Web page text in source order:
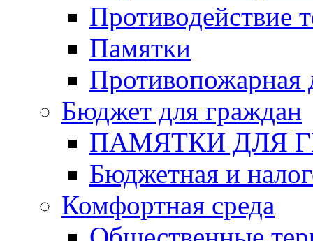
Противодействие
Памятки
Противопожарная
Бюджет для граждан
ПАМЯТКИ ДЛЯ
Бюджетная и
Комфортная среда